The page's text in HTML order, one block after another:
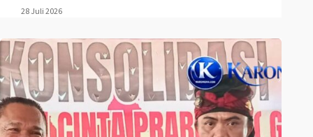
28 Juli 2026